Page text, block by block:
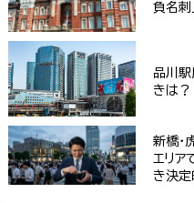
負名刺
品川駅
きは？
新橋・
エリア
き決定